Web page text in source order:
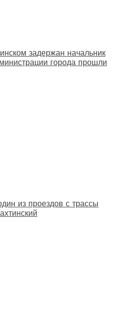
задержан начальник
города прошли
из проездов с трассы